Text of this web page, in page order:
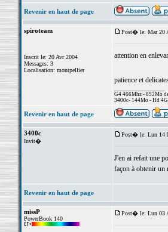
Revenir en haut de page
spiroteam
Inscrit le: 20 Avr 2004
Messages: 3
Localisation: montpellier
Post� le: Mar 20
attention en
patience et
G4 466Mhz - 892Mo
3400c- 144Mo - Hd
Revenir en haut de page
3400c
Invit�
Post� le: Lun 14
J'en ai refait une
façon à obtenir un
Revenir en haut de page
missP
PowerBook 140
Post� le: Lun 03